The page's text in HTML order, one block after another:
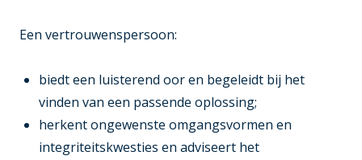
Een vertrouwenspersoon:
biedt een luisterend oor en begeleidt bij het
vinden van een passende oplossing;
herkent ongewenste omgangsvormen en
integriteitskwesties en adviseert het